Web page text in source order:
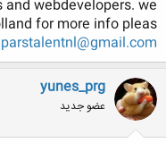
webdevelopers. we
for more info pleas
parstalentnl@gmail.com
yunes_prg
عضو جدید